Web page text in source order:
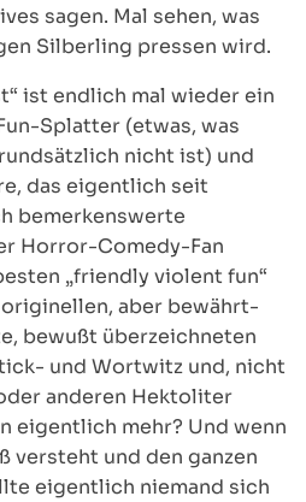
sagen. Mal sehen, was
Silberling pressen wird.
ist endlich mal wieder ein
Splatter (etwas, was
nicht ist) und
das eigentlich seit
bemerkenswerte
Horror-Comedy-Fan
„friendly violent fun“
aber bewährt-
bewußt überzeichneten
und Wortwitz und, nicht
anderen Hektoliter
eigentlich mehr? Und wenn
versteht und den ganzen
eigentlich niemand sich